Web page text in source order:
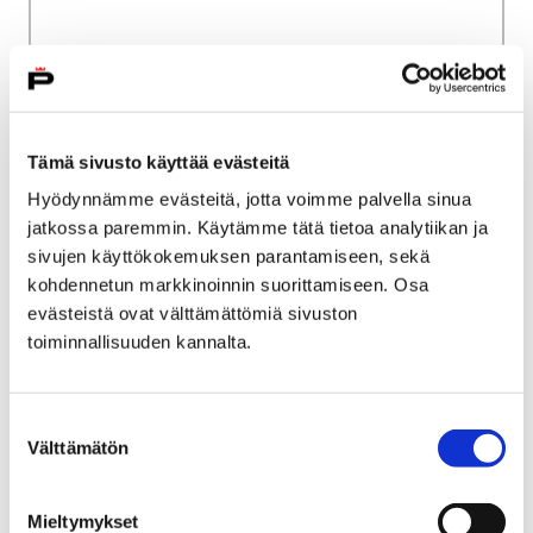
Tämä sivusto käyttää evästeitä
Hyödynnämme evästeitä, jotta voimme palvella sinua
jatkossa paremmin. Käytämme tätä tietoa analytiikan ja
sivujen käyttökokemuksen parantamiseen, sekä
kohdennetun markkinoinnin suorittamiseen. Osa
evästeistä ovat välttämättömiä sivuston
toiminnallisuuden kannalta.
valinta
Välttämätön
Mieltymykset
Home
Poriginal info
AND PROCEDURES
PORIGINAL - INFORMATION
ABOUT THE SPACE AND